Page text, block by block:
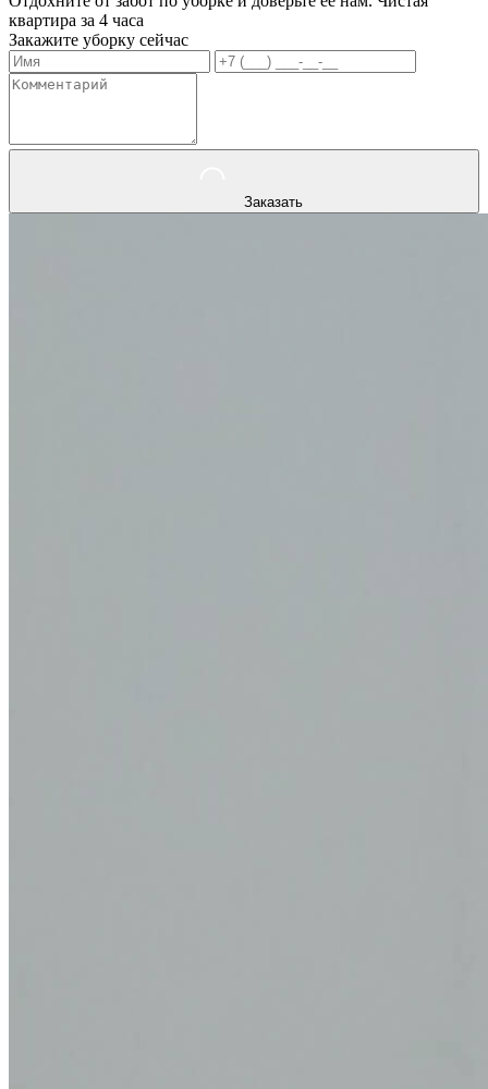
квартира за 4 часа
Закажите уборку сейчас
Заказать